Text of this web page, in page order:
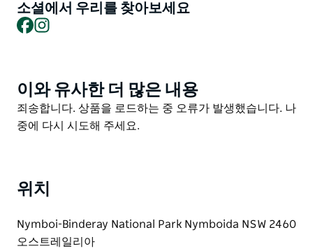
을 좋아하든 관계없이 노를 젓는 모든 미각을 만족시킬 무
언가가 있습니다.
일을 쉽게 경험하려면 현지 가이드를 찾으십시오.
섹션:
더 정션 – 카트밀 공원.
중급. 2등급. (28km)
Buccarumbi – Nymboida 강 캠프장.
중급. 2등급(22km)
소셜에서 우리를 찾아보세요
Facebook
Product
List
이와 유사한 더 많은 내용
Product
List
죄송합니다. 상품을 로드하는 중 오류가 발생했습니다. 나
중에 다시 시도해 주세요.
위치
Nymboi-Binderay National Park Nymboida NSW 2460
오스트레일리아